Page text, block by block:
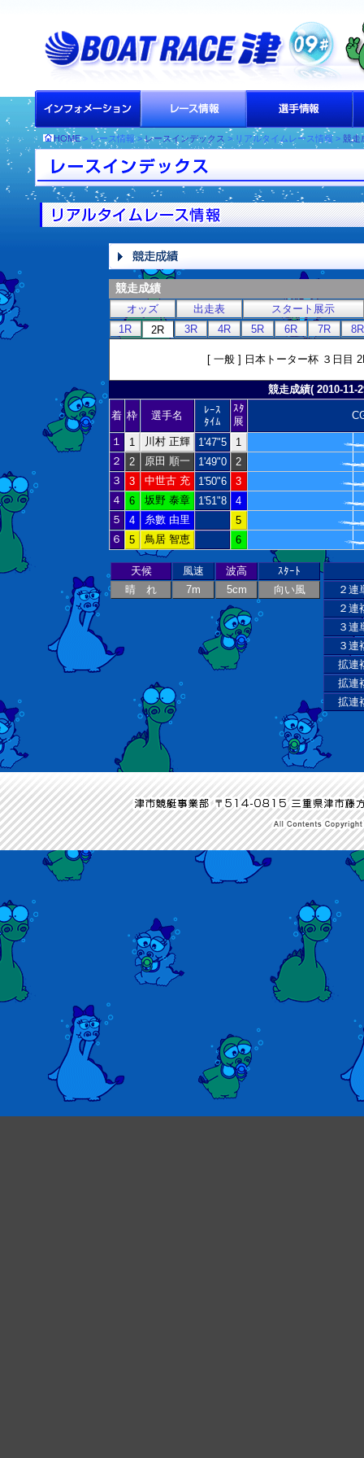
HOME> レース情報 >レースインデックス > リアルタイムレース情報 > 競走
競走成績
オッズ 出走表
スタート展示
1R
2R 3R 4R 5R 6R 7R 8R
[ 一般 ] 日本トーター杯 ３日目
競走成績( 2010-11-
着 枠 選手名
ﾚｰｽ
ﾀｲﾑ
ｽﾀ
展
１ 1 川村 正輝 1'47"5
1
２
2 原田 順一 1'49"0
2
３
3 中世古 充 1'50"6
3
４
6 坂野 泰章 1'51"8
4
５
4 糸數 由里
5
６
5 鳥居 智恵 6
天候 風速 波高
ｽﾀｰﾄ
晴 れ
7m 5cm 向い風
２連
２連
３連
３連
拡連
拡連
拡連